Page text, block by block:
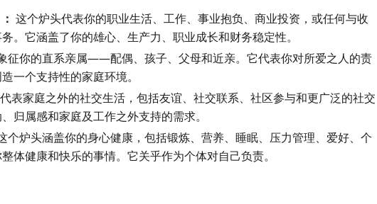
这个炉头代表你的职业生活、工作、事业抱负、商业投资，或任何与收
。它涵盖了你的雄心、生产力、职业成长和财务稳定性。
征你的直系亲属——配偶、孩子、父母和近亲。它代表你对所爱之人的责
一个支持性的家庭环境。
表家庭之外的社交生活，包括友谊、社交联系、社区参与和更广泛的社交
归属感和家庭及工作之外支持的需求。
个炉头涵盖你的身心健康，包括锻炼、营养、睡眠、压力管理、爱好、个
体健康和快乐的事情。它关乎作为个体对自己负责。